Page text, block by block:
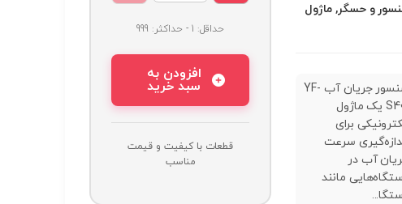
و حسگر, ماژول
سنسور جریان آب YF-
S401 یک ماژول
برای
سرعت
آب در
مانند
حداقل: 1 - حداکثر: 999
افزودن به
سبد خرید
قطعات با کیفیت و قیمت
مناسب